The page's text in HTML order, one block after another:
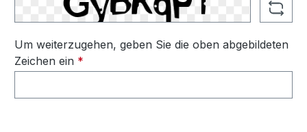
Um weiterzugehen, geben Sie die oben abgebildeten
Zeichen ein *